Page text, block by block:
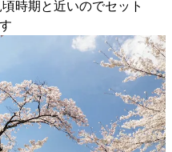
時期と近いのでセット